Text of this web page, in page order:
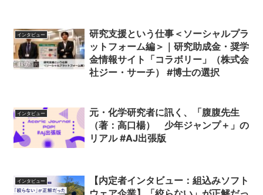
インタビュー
研究支援という仕事＜ソーシャルプラ
ットフォーム編＞｜研究助成金・奨学
金情報サイト「コラボリー」（株式会
社ジー・サーチ） #博士の選択
インタビュー
元・化学研究者に訊く、「腹腹先生
（著：高口楊） 少年ジャンプ＋」の
リアル #AJ出張版
インタビュー
【内定者インタビュー：組込みソフト